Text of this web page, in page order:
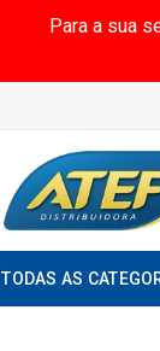
Para a sua
TODAS AS